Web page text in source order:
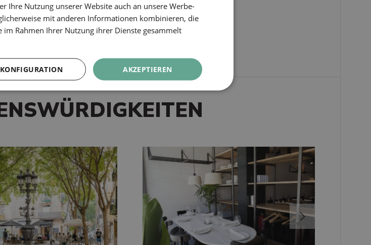
CATALAN
ITALIAN
Ihre Nutzung unserer Website auch an unsere Werbe-
mit anderen Informationen kombinieren, die
Rahmen Ihrer Nutzung ihrer Dienste gesammelt
AKZEPTIEREN
KONFIGURATION